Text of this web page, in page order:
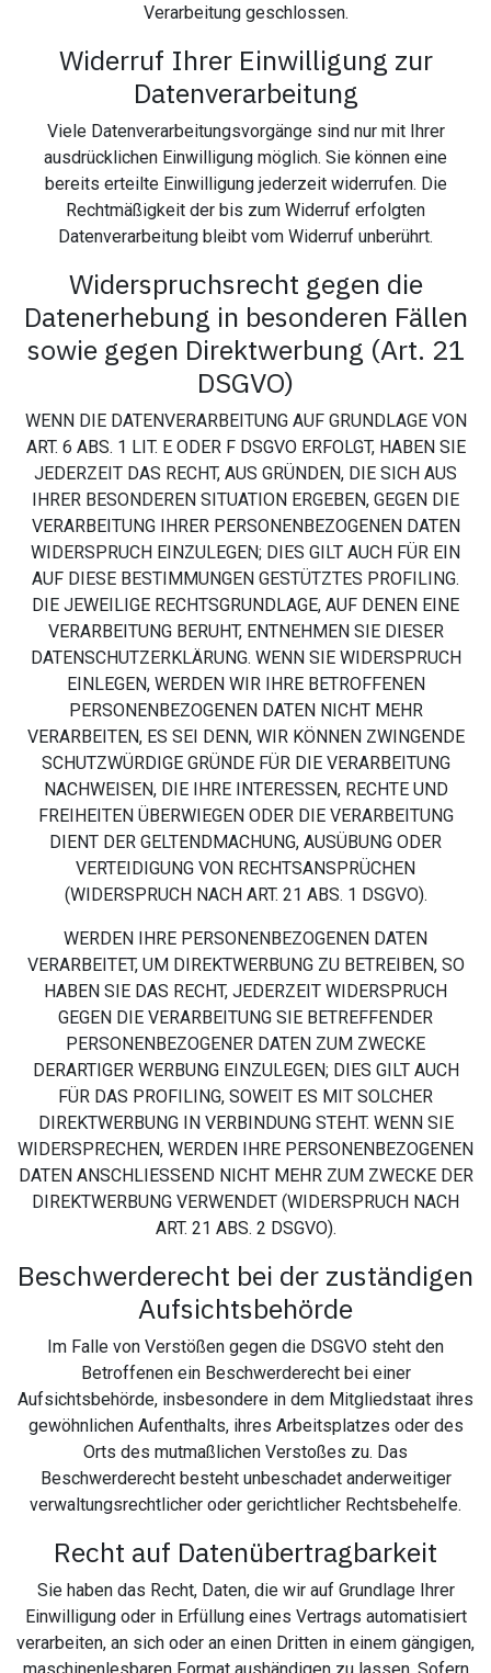
Verarbeitung geschlossen.
Widerruf Ihrer Einwilligung zur
Datenverarbeitung
Viele Datenverarbeitungsvorgänge sind nur mit Ihrer
ausdrücklichen Einwilligung möglich. Sie können eine
bereits erteilte Einwilligung jederzeit widerrufen. Die
Rechtmäßigkeit der bis zum Widerruf erfolgten
Datenverarbeitung bleibt vom Widerruf unberührt.
Widerspruchsrecht gegen die
Datenerhebung in besonderen Fällen
sowie gegen Direktwerbung (Art. 21
DSGVO)
WENN DIE DATENVERARBEITUNG AUF GRUNDLAGE VON
ART. 6 ABS. 1 LIT. E ODER F DSGVO ERFOLGT, HABEN SIE
JEDERZEIT DAS RECHT, AUS GRÜNDEN, DIE SICH AUS
IHRER BESONDEREN SITUATION ERGEBEN, GEGEN DIE
VERARBEITUNG IHRER PERSONENBEZOGENEN DATEN
WIDERSPRUCH EINZULEGEN; DIES GILT AUCH FÜR EIN
AUF DIESE BESTIMMUNGEN GESTÜTZTES PROFILING.
DIE JEWEILIGE RECHTSGRUNDLAGE, AUF DENEN EINE
VERARBEITUNG BERUHT, ENTNEHMEN SIE DIESER
DATENSCHUTZERKLÄRUNG. WENN SIE WIDERSPRUCH
EINLEGEN, WERDEN WIR IHRE BETROFFENEN
PERSONENBEZOGENEN DATEN NICHT MEHR
VERARBEITEN, ES SEI DENN, WIR KÖNNEN ZWINGENDE
SCHUTZWÜRDIGE GRÜNDE FÜR DIE VERARBEITUNG
NACHWEISEN, DIE IHRE INTERESSEN, RECHTE UND
FREIHEITEN ÜBERWIEGEN ODER DIE VERARBEITUNG
DIENT DER GELTENDMACHUNG, AUSÜBUNG ODER
VERTEIDIGUNG VON RECHTSANSPRÜCHEN
(WIDERSPRUCH NACH ART. 21 ABS. 1 DSGVO).
WERDEN IHRE PERSONENBEZOGENEN DATEN
VERARBEITET, UM DIREKTWERBUNG ZU BETREIBEN, SO
HABEN SIE DAS RECHT, JEDERZEIT WIDERSPRUCH
GEGEN DIE VERARBEITUNG SIE BETREFFENDER
PERSONENBEZOGENER DATEN ZUM ZWECKE
DERARTIGER WERBUNG EINZULEGEN; DIES GILT AUCH
FÜR DAS PROFILING, SOWEIT ES MIT SOLCHER
DIREKTWERBUNG IN VERBINDUNG STEHT. WENN SIE
WIDERSPRECHEN, WERDEN IHRE PERSONENBEZOGENEN
DATEN ANSCHLIESSEND NICHT MEHR ZUM ZWECKE DER
DIREKTWERBUNG VERWENDET (WIDERSPRUCH NACH
ART. 21 ABS. 2 DSGVO).
Beschwerde­recht bei der zuständigen
Aufsichts­behörde
Im Falle von Verstößen gegen die DSGVO steht den
Betroffenen ein Beschwerderecht bei einer
Aufsichtsbehörde, insbesondere in dem Mitgliedstaat ihres
gewöhnlichen Aufenthalts, ihres Arbeitsplatzes oder des
Orts des mutmaßlichen Verstoßes zu. Das
Beschwerderecht besteht unbeschadet anderweitiger
verwaltungsrechtlicher oder gerichtlicher Rechtsbehelfe.
Recht auf Daten­übertrag­barkeit
Sie haben das Recht, Daten, die wir auf Grundlage Ihrer
Einwilligung oder in Erfüllung eines Vertrags automatisiert
verarbeiten, an sich oder an einen Dritten in einem gängigen,